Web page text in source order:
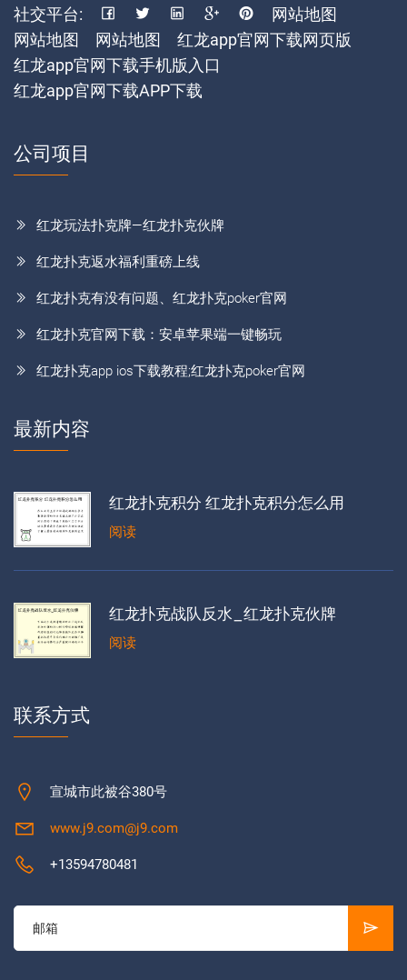
社交平台:
网站地图
网站地图
网站地图
红龙app官网下载网页版
红龙app官网下载手机版入口
红龙app官网下载APP下载
公司项目
红龙玩法扑克牌—红龙扑克伙牌
红龙扑克返水福利重磅上线
红龙扑克有没有问题、红龙扑克poker官网
红龙扑克官网下载：安卓苹果端一键畅玩
红龙扑克app ios下载教程;红龙扑克poker官网
最新内容
红龙扑克积分 红龙扑克积分怎么用
阅读
红龙扑克战队反水_红龙扑克伙牌
阅读
联系方式
宣城市此被谷380号
www.j9.com@j9.com
+13594780481